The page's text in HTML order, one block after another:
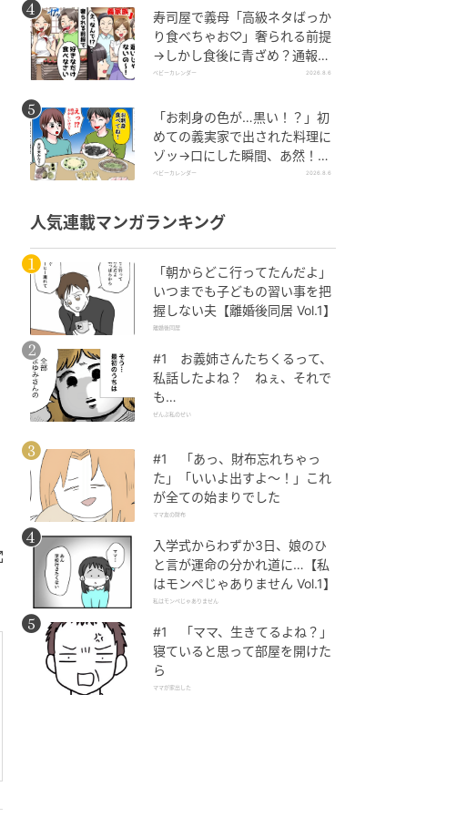
寿司屋で義母「高級ネタばっか
り食べちゃお♡」奢られる前提
→しかし食後に青ざめ？通報さ
れ警察沙汰！
ベビーカレンダー 2026.8.6
「お刺身の色が…黒い！？」初
めての義実家で出された料理に
ゾッ→口にした瞬間、あ然！刺
身の正体は
ベビーカレンダー 2026.8.6
人気連載マンガランキング
「朝からどこ行ってたんだよ」
いつまでも子どもの習い事を把
握しない夫【離婚後同居 Vol.1】
離婚後同居
#1 お義姉さんたちくるって、
私話したよね？ ねぇ、それで
も…
ぜんぶ私のせい
#1 「あっ、財布忘れちゃっ
た」「いいよ出すよ〜！」これ
が全ての始まりでした
ママ友の財布
入学式からわずか3日、娘のひ
と言が運命の分かれ道に…【私
はモンペじゃありません Vol.1】
私はモンペじゃありません
#1 「ママ、生きてるよね？」
寝ていると思って部屋を開けた
ら
ママが家出した